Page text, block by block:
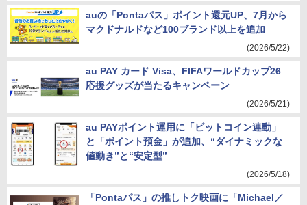
auの「Pontaパス」ポイント還元UP、7月から
マクドナルドなど100ブランド以上を追加
(2026/5/22)
au PAY カード Visa、FIFAワールドカップ26
応援グッズが当たるキャンペーン
(2026/5/21)
au PAYポイント運用に「ビットコイン連動」
と「ポイント預金」が追加、“ダイナミックな
値動き”と“安定型”
(2026/5/18)
「Pontaパス」の推しトク映画に「Michael／